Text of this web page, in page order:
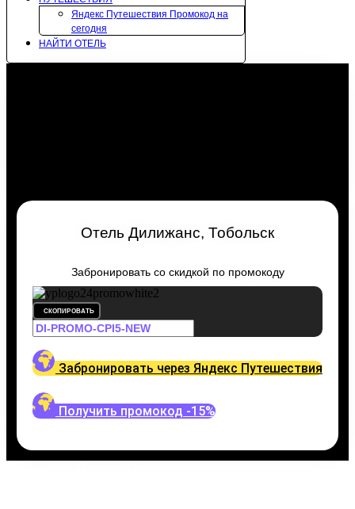
Яндекс Путешествия Промокод на
сегодня
НАЙТИ ОТЕЛЬ
Отель Дилижанс, Тобольск
Забронировать со скидкой по промокоду
СКОПИРОВАТЬ
Забронировать через Яндекс Путешествия
Получить промокод -15%